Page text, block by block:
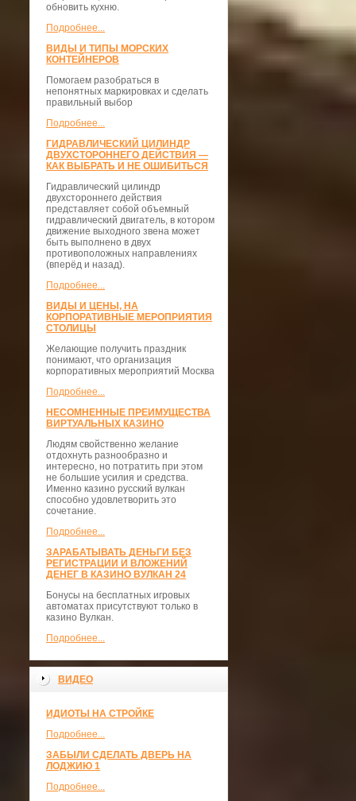
обновить кухню.
Подробнее...
ВИДЫ И ТИПЫ МОРСКИХ
КОНТЕЙНЕРОВ
Помогаем разобраться в
непонятных маркировках и сделать
правильный выбор
Подробнее...
ГИДРАВЛИЧЕСКИЙ ЦИЛИНДР
ДВУХСТОРОННЕГО ДЕЙСТВИЯ —
КАК ВЫБРАТЬ И НЕ ОШИБИТЬСЯ
Гидравлический цилиндр
двухстороннего действия
представляет собой объемный
гидравлический двигатель, в котором
движение выходного звена может
быть выполнено в двух
противоположных направлениях
(вперёд и назад).
Подробнее...
ВИДЫ И ЦЕНЫ, НА
КОРПОРАТИВНЫЕ МЕРОПРИЯТИЯ
СТОЛИЦЫ
Желающие получить праздник
понимают, что организация
корпоративных мероприятий Москва
Подробнее...
НЕСОМНЕННЫЕ ПРЕИМУЩЕСТВА
ВИРТУАЛЬНЫХ КАЗИНО
Людям свойственно желание
отдохнуть разнообразно и
интересно, но потратить при этом
не большие усилия и средства.
Именно казино русский вулкан
способно удовлетворить это
сочетание.
Подробнее...
ЗАРАБАТЫВАТЬ ДЕНЬГИ БЕЗ
РЕГИСТРАЦИИ И ВЛОЖЕНИЙ
ДЕНЕГ В КАЗИНО ВУЛКАН 24
Бонусы на бесплатных игровых
автоматах присутствуют только в
казино Вулкан.
Подробнее...
ВИДЕО
ИДИОТЫ НА СТРОЙКЕ
Подробнее...
ЗАБЫЛИ СДЕЛАТЬ ДВЕРЬ НА
ЛОДЖИЮ 1
Подробнее...